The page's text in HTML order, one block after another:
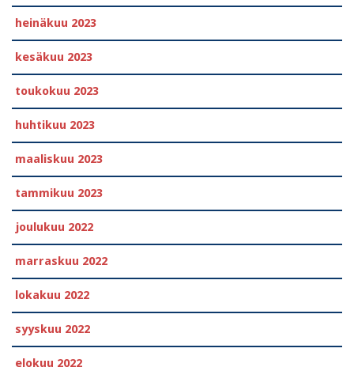
heinäkuu 2023
kesäkuu 2023
toukokuu 2023
huhtikuu 2023
maaliskuu 2023
tammikuu 2023
joulukuu 2022
marraskuu 2022
lokakuu 2022
syyskuu 2022
elokuu 2022